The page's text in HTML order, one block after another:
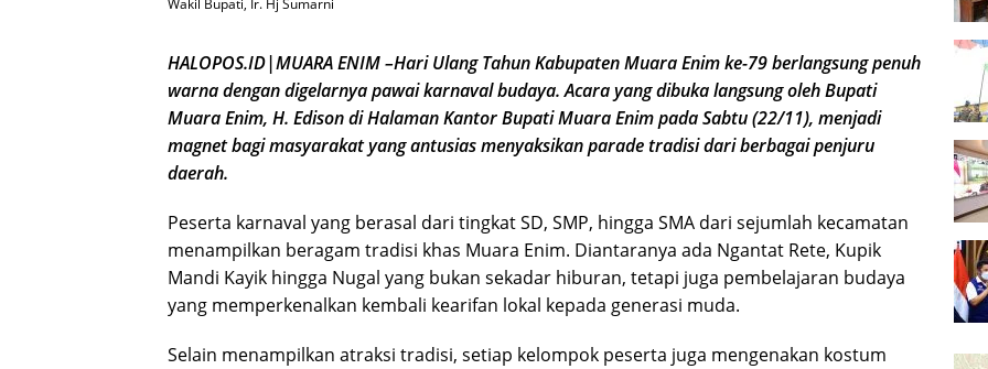
Wakil Bupati, Ir. Hj Sumarni
HALOPOS.ID|MUARA ENIM –Hari Ulang Tahun Kabupaten Muara Enim ke-79 berlangsung penuh
warna dengan digelarnya pawai karnaval budaya. Acara yang dibuka langsung oleh Bupati
Muara Enim, H. Edison di Halaman Kantor Bupati Muara Enim pada Sabtu (22/11), menjadi
magnet bagi masyarakat yang antusias menyaksikan parade tradisi dari berbagai penjuru
daerah.
Peserta karnaval yang berasal dari tingkat SD, SMP, hingga SMA dari sejumlah kecamatan
menampilkan beragam tradisi khas Muara Enim. Diantaranya ada Ngantat Rete, Kupik
Mandi Kayik hingga Nugal yang bukan sekadar hiburan, tetapi juga pembelajaran budaya
yang memperkenalkan kembali kearifan lokal kepada generasi muda.
Selain menampilkan atraksi tradisi, setiap kelompok peserta juga mengenakan kostum